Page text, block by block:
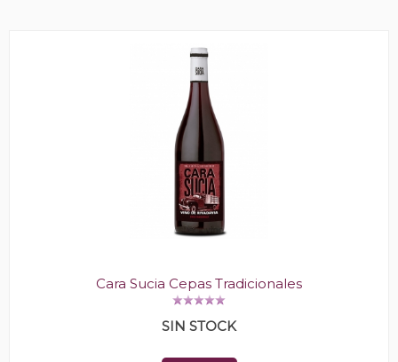
Cara Sucia Cepas Tradicionales
SIN STOCK